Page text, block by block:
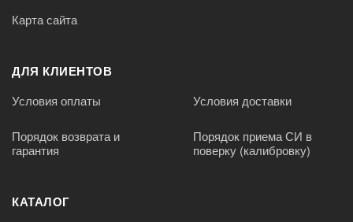
Карта сайта
ДЛЯ КЛИЕНТОВ
Условия оплаты Условия доставки
Порядок возврата и
гарантия
Порядок приема СИ в
поверку (калибровку)
КАТАЛОГ